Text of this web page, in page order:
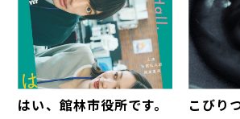
はい、館林市役所です。 こびり